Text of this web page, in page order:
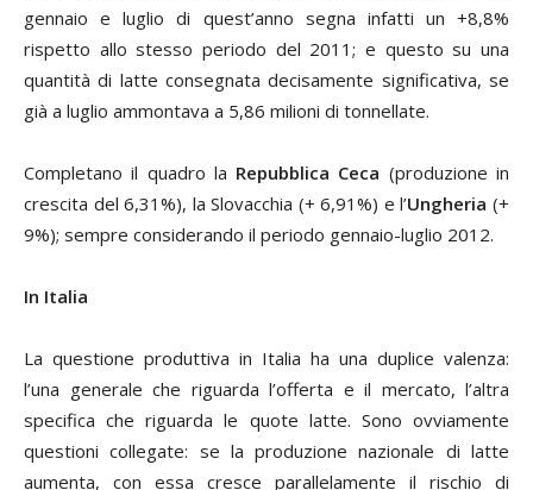
gennaio e luglio di quest’anno segna infatti un +8,8%
rispetto allo stesso periodo del 2011; e questo su una
quantità di latte consegnata decisamente significativa, se
già a luglio ammontava a 5,86 milioni di tonnellate.
Completano il quadro la Repubblica Ceca (produzione in
crescita del 6,31%), la Slovacchia (+ 6,91%) e l’Ungheria (+
9%); sempre considerando il periodo gennaio-luglio 2012.
In Italia
La questione produttiva in Italia ha una duplice valenza:
l’una generale che riguarda l’offerta e il mercato, l’altra
specifica che riguarda le quote latte. Sono ovviamente
questioni collegate: se la produzione nazionale di latte
aumenta, con essa cresce parallelamente il rischio di